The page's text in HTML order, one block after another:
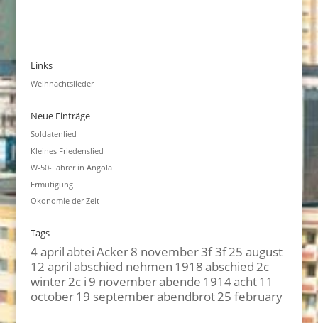
Links
Weihnachtslieder
Neue Einträge
Soldatenlied
Kleines Friedenslied
W-50-Fahrer in Angola
Ermutigung
Ökonomie der Zeit
Tags
4 aprilabteiAcker8 november3f 3f25 august
12 aprilabschied nehmen 1918abschied2c
winter2c i 9 novemberabende 1914acht11
october19 septemberabendbrot25 february